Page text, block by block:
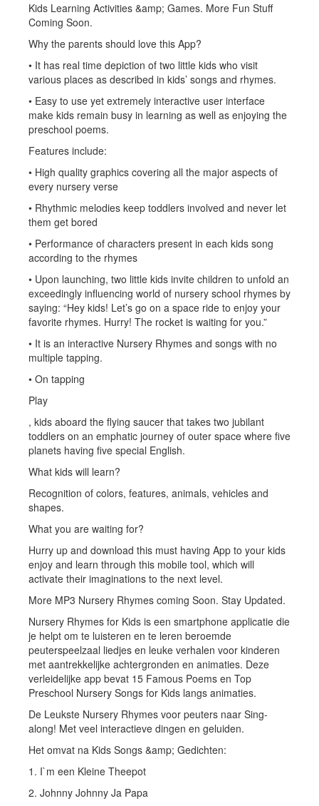
Kids Learning Activities &amp; Games. More Fun Stuff
Coming Soon.
Why the parents should love this App?
• It has real time depiction of two little kids who visit
various places as described in kids’ songs and rhymes.
• Easy to use yet extremely interactive user interface
make kids remain busy in learning as well as enjoying the
preschool poems.
Features include:
• High quality graphics covering all the major aspects of
every nursery verse
• Rhythmic melodies keep toddlers involved and never let
them get bored
• Performance of characters present in each kids song
according to the rhymes
• Upon launching, two little kids invite children to unfold an
exceedingly influencing world of nursery school rhymes by
saying: “Hey kids! Let’s go on a space ride to enjoy your
favorite rhymes. Hurry! The rocket is waiting for you.”
• It is an interactive Nursery Rhymes and songs with no
multiple tapping.
• On tapping
Play
, kids aboard the flying saucer that takes two jubilant
toddlers on an emphatic journey of outer space where five
planets having five special English.
What kids will learn?
Recognition of colors, features, animals, vehicles and
shapes.
What you are waiting for?
Hurry up and download this must having App to your kids
enjoy and learn through this mobile tool, which will
activate their imaginations to the next level.
More MP3 Nursery Rhymes coming Soon. Stay Updated.
Nursery Rhymes for Kids is een smartphone applicatie die
je helpt om te luisteren en te leren beroemde
peuterspeelzaal liedjes en leuke verhalen voor kinderen
met aantrekkelijke achtergronden en animaties. Deze
verleidelijke app bevat 15 Famous Poems en Top
Preschool Nursery Songs for Kids langs animaties.
De Leukste Nursery Rhymes voor peuters naar Sing-
along! Met veel interactieve dingen en geluiden.
Het omvat na Kids Songs &amp; Gedichten:
1. I`m een ​​Kleine Theepot
2. Johnny Johnny Ja Papa